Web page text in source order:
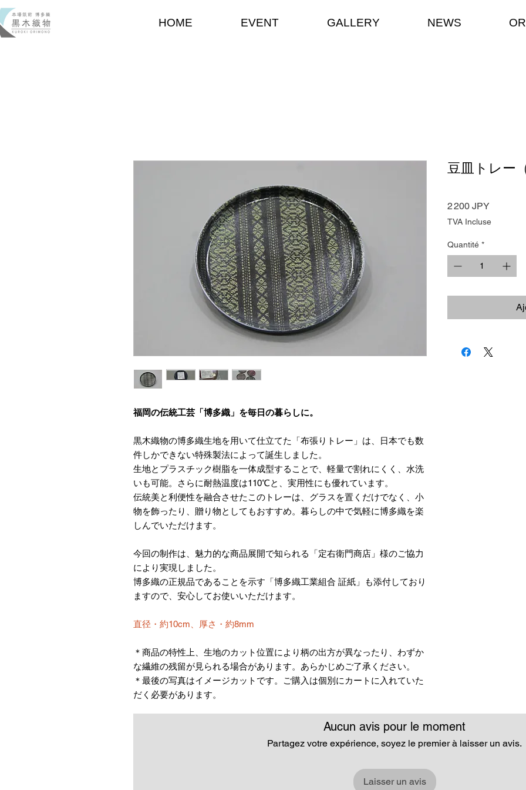
HOME EVENT GALLERY NEWS
福岡の伝統工芸「博多織」を毎日の暮らしに。
黒木織物の博多織生地を用いて仕立てた「布張りトレー」は、日本でも数
件しかできない特殊製法によって誕生しました。
生地とプラスチック樹脂を一体成型することで、軽量で割れにくく、水洗
いも可能。さらに耐熱温度は110℃と、実用性にも優れています。
伝統美と利便性を融合させたこのトレーは、グラスを置くだけでなく、小
物を飾ったり、贈り物としてもおすすめ。暮らしの中で気軽に博多織を楽
しんでいただけます。
今回の制作は、魅力的な商品展開で知られる「定右衛門商店」様のご協力
により実現しました。
博多織の正規品であることを示す「博多織工業組合 証紙」も添付しており
ますので、安心してお使いいただけます。
直径・約10cm、厚さ・約8mm
＊商品の特性上、生地のカット位置により柄の出方が異なったり、わずか
な繊維の残留が見られる場合があります。あらかじめご了承ください。
＊最後の写真はイメージカットです。ご購入は個別にカートに入れていた
だく必要があります。
豆皿トレー
2 200 JPYPrix
TVA Incluse
Quantité *
Aucun avis pour le moment
Partagez votre expérience, soyez le premier à laisser un avis.
Laisser un avis